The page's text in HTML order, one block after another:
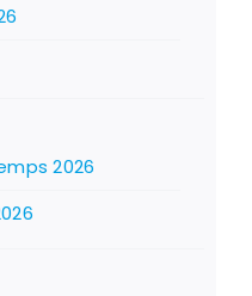
2026